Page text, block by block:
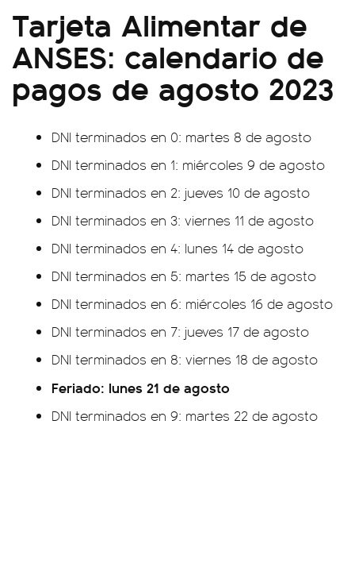
Tarjeta Alimentar de
ANSES: calendario de
pagos de agosto 2023
DNI terminados en 0: martes 8 de agosto
DNI terminados en 1: miércoles 9 de agosto
DNI terminados en 2: jueves 10 de agosto
DNI terminados en 3: viernes 11 de agosto
DNI terminados en 4: lunes 14 de agosto
DNI terminados en 5: martes 15 de agosto
DNI terminados en 6: miércoles 16 de agosto
DNI terminados en 7: jueves 17 de agosto
DNI terminados en 8: viernes 18 de agosto
Feriado: lunes 21 de agosto
DNI terminados en 9: martes 22 de agosto